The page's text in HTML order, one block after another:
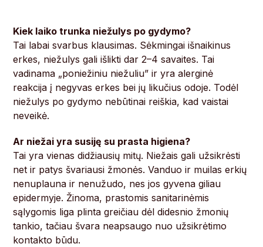
Kiek laiko trunka niežulys po gydymo?
Tai labai svarbus klausimas. Sėkmingai išnaikinus
erkes, niežulys gali išlikti dar 2–4 savaites. Tai
vadinama „poniežiniu niežuliu” ir yra alerginė
reakcija į negyvas erkes bei jų likučius odoje. Todėl
niežulys po gydymo nebūtinai reiškia, kad vaistai
neveikė.
Ar niežai yra susiję su prasta higiena?
Tai yra vienas didžiausių mitų. Niežais gali užsikrėsti
net ir patys švariausi žmonės. Vanduo ir muilas erkių
nenuplauna ir nenužudo, nes jos gyvena giliau
epidermyje. Žinoma, prastomis sanitarinėmis
sąlygomis liga plinta greičiau dėl didesnio žmonių
tankio, tačiau švara neapsaugo nuo užsikrėtimo
kontakto būdu.